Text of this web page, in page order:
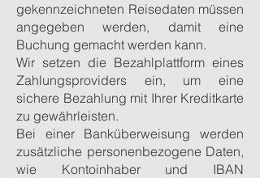
gekennzeichneten Reisedaten müssen
angegeben werden, damit eine
Buchung gemacht werden kann.
Wir setzen die Bezahlplattform eines
Zahlungsproviders ein, um eine
sichere Bezahlung mit Ihrer Kreditkarte
zu gewährleisten.
Bei einer Banküberweisung werden
zusätzliche personenbezogene Daten,
wie Kontoinhaber und IBAN